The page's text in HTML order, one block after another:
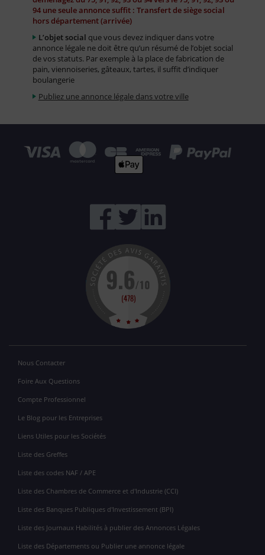
94 une seule annonce suffit : Transfert de siège social
hors département (arrivée)
L’objet social que vous devez indiquer dans votre
annonce légale ne doit être qu’un résumé de l’objet social
de vos statuts. Par exemple à la place de fabrication de
pain, viennoiseries, gâteaux, tartes, il suffit d’indiquer
boulangerie
Publiez une annonce légale dans votre ville
Nous Contacter
Foire Aux Questions
Compte Professionnel
Le Blog pour les Entreprises
Liens Utiles pour les Sociétés
Liste des Greffes
Liste des codes NAF / APE
Liste des Chambres de Commerce et d'Industrie (CCI)
Liste des Banques Publiques d'Investissement (BPI)
Liste des Journaux Habilités à publier des Annonces Légales
Liste des Départements ou Publier une annonce légale